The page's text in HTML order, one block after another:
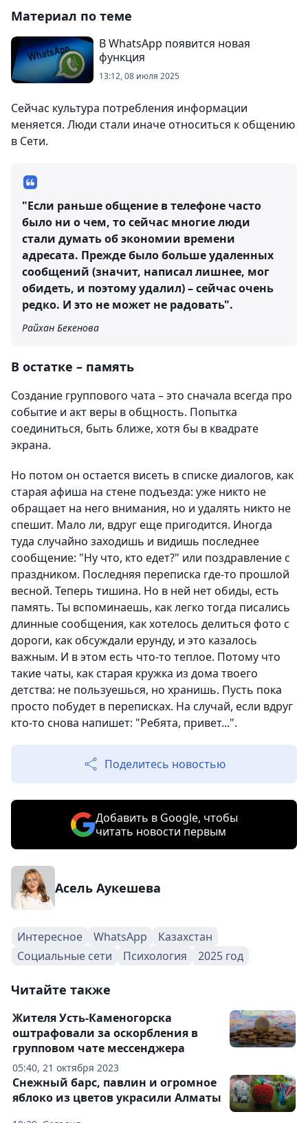
Материал по теме
В WhatsApp появится новая
функция
13:12, 08 июля 2025
Сейчас культура потребления информации
меняется. Люди стали иначе относиться к общению
в Сети.
"Если раньше общение в телефоне часто
было ни о чем, то сейчас многие люди
стали думать об экономии времени
адресата. Прежде было больше удаленных
сообщений (значит, написал лишнее, мог
обидеть, и поэтому удалил) – сейчас очень
редко. И это не может не радовать".
Райхан Бекенова
В остатке – память
Создание группового чата – это сначала всегда про
событие и акт веры в общность. Попытка
соединиться, быть ближе, хотя бы в квадрате
экрана.
Но потом он остается висеть в списке диалогов, как
старая афиша на стене подъезда: уже никто не
обращает на него внимания, но и удалять никто не
спешит. Мало ли, вдруг еще пригодится. Иногда
туда случайно заходишь и видишь последнее
сообщение: "Ну что, кто едет?" или поздравление с
праздником. Последняя переписка где-то прошлой
весной. Теперь тишина. Но в ней нет обиды, есть
память. Ты вспоминаешь, как легко тогда писались
длинные сообщения, как хотелось делиться фото с
дороги, как обсуждали ерунду, и это казалось
важным. И в этом есть что-то теплое. Потому что
такие чаты, как старая кружка из дома твоего
детства: не пользуешься, но хранишь. Пусть пока
просто побудет в переписках. На случай, если вдруг
кто-то снова напишет: "Ребята, привет...".
Поделитесь новостью
Добавить в Google, чтобы
читать новости первым
Асель Аукешева
Интересное WhatsApp
Казахстан
Социальные сети
Психология 2025 год
Читайте также
05:40, 21 октября 2023
Жителя Усть-Каменогорска
оштрафовали за оскорбления в
групповом чате мессенджера
Снежный барс, павлин и огромное
яблоко из цветов украсили Алматы